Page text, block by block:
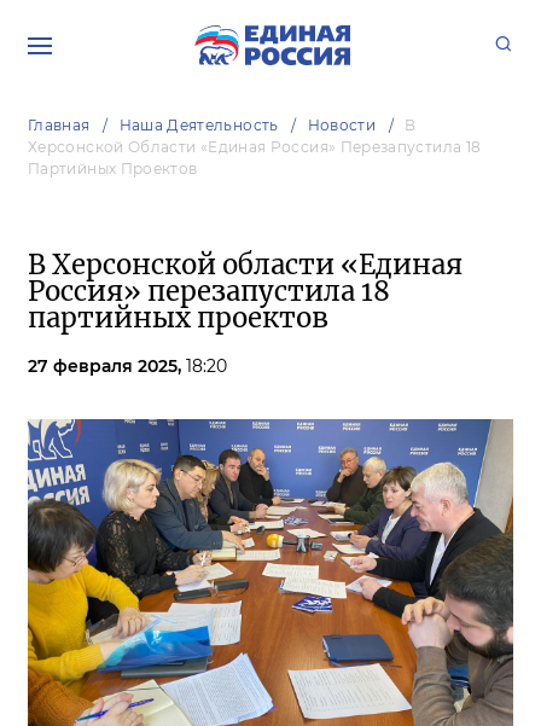
Главная Наша Деятельность Новости
В
Херсонской Области «Единая Россия» Перезапустила 18
Партийных Проектов
В Херсонской области «Единая
Россия» перезапустила 18
партийных проектов
27 февраля 2025, 18:20